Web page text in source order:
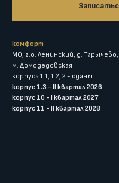
комфорт
МО, г.о. Ленинский, д.
м. Домодедовская
корпуса 1.1, 1.2, 2 - сданы
корпус 1.3 - II квартал 2026
корпус 10 - I квартал 2027
корпус 11 - II квартал 2028